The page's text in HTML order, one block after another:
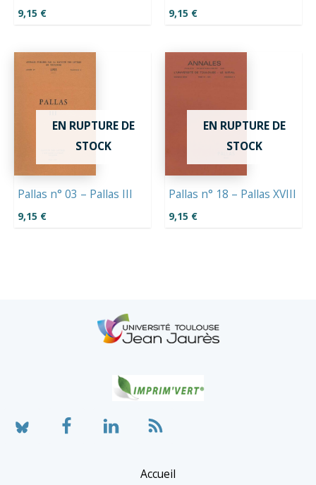
9,15 € 9,15 €
EN RUPTURE DE
STOCK
Pallas n° 03 – Pallas III
9,15 €
EN RUPTURE DE
STOCK
Pallas n° 18 – Pallas XVIII
9,15 €
Accueil